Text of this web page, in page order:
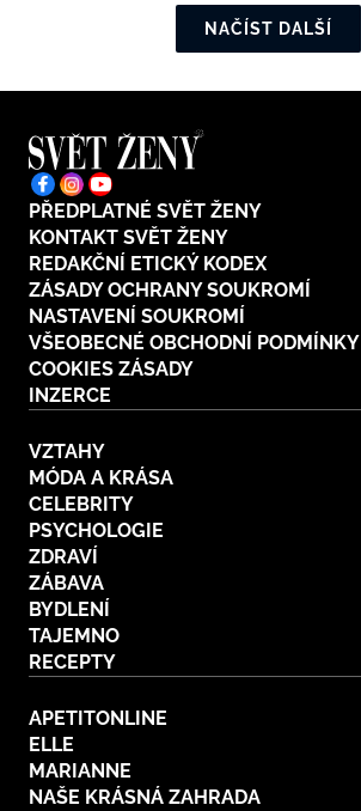
NAČÍST DALŠÍ
PŘEDPLATNÉ SVĚT ŽENY
KONTAKT SVĚT ŽENY
REDAKČNÍ ETICKÝ KODEX
ZÁSADY OCHRANY SOUKROMÍ
NASTAVENÍ SOUKROMÍ
VŠEOBECNÉ OBCHODNÍ PODMÍNKY
COOKIES ZÁSADY
INZERCE
VZTAHY
MÓDA A KRÁSA
CELEBRITY
PSYCHOLOGIE
ZDRAVÍ
ZÁBAVA
BYDLENÍ
TAJEMNO
RECEPTY
APETITONLINE
ELLE
MARIANNE
NAŠE KRÁSNÁ ZAHRADA